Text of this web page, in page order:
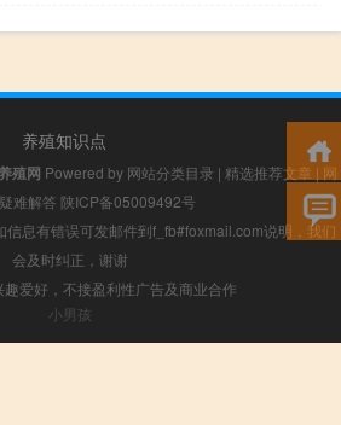
养殖知识点
殖网 Powered by 网站分类目录 | 精选推荐文章 | 网
疑难解答 陕ICP备05009492号
信息有错误可发邮件到f_fb#foxmail.com说明，我们
会及时纠正，谢谢
爱好，不接盈利性广告及商业合作
小男孩